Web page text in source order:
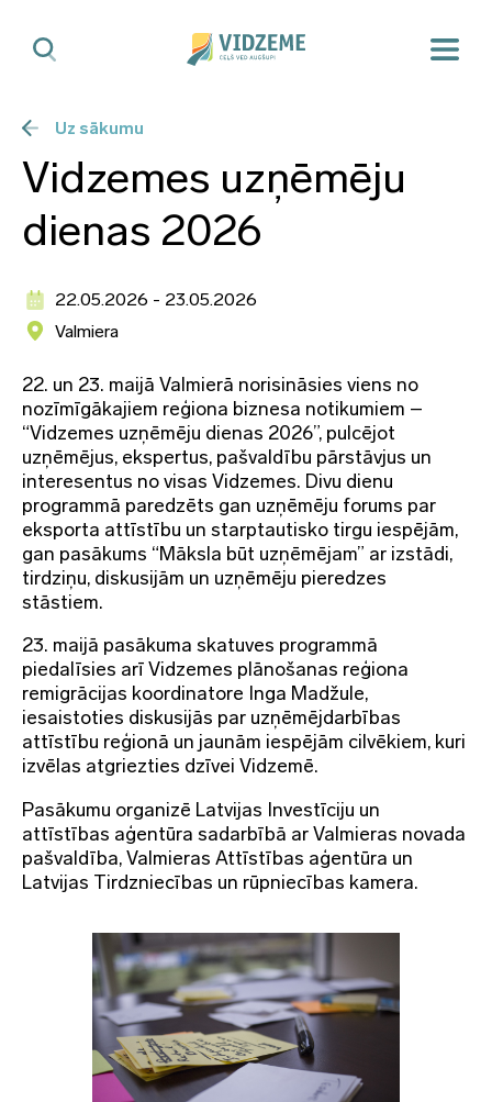
Uz sākumu
Vidzemes uzņēmēju
dienas 2026
22.05.2026 - 23.05.2026
Valmiera
22. un 23. maijā Valmierā norisināsies viens no
nozīmīgākajiem reģiona biznesa notikumiem –
“Vidzemes uzņēmēju dienas 2026”, pulcējot
uzņēmējus, ekspertus, pašvaldību pārstāvjus un
interesentus no visas Vidzemes. Divu dienu
programmā paredzēts gan uzņēmēju forums par
eksporta attīstību un starptautisko tirgu iespējām,
gan pasākums “Māksla būt uzņēmējam” ar izstādi,
tirdziņu, diskusijām un uzņēmēju pieredzes
stāstiem.
23. maijā pasākuma skatuves programmā
piedalīsies arī Vidzemes plānošanas reģiona
remigrācijas koordinatore Inga Madžule,
iesaistoties diskusijās par uzņēmējdarbības
attīstību reģionā un jaunām iespējām cilvēkiem, kuri
izvēlas atgriezties dzīvei Vidzemē.
Pasākumu organizē Latvijas Investīciju un
attīstības aģentūra sadarbībā ar Valmieras novada
pašvaldība, Valmieras Attīstības aģentūra un
Latvijas Tirdzniecības un rūpniecības kamera.